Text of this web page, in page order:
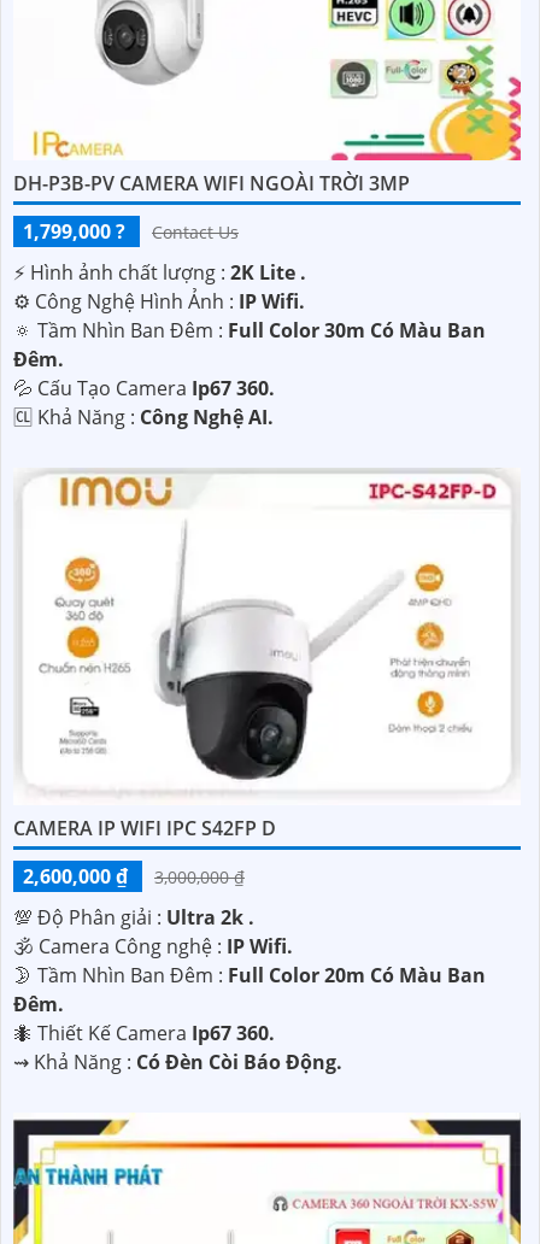
DH-P3B-PV CAMERA WIFI NGOÀI TRỜI 3MP
1,799,000 ?
Contact Us
️⚡ Hình ảnh chất lượng : 2K Lite .
⚙ Công Nghệ Hình Ảnh : IP Wifi.
🔅 Tầm Nhìn Ban Đêm : Full Color 30m Có Màu Ban
Ðêm.
💦 Cấu Tạo Camera Ip67 360.
️🆑 Khả Năng : Công Nghệ AI.
CAMERA IP WIFI IPC S42FP D
2,600,000 ₫
3,000,000 ₫
💯 Độ Phân giải : Ultra 2k .
🕉️ Camera Công nghệ : IP Wifi.
🌛 Tầm Nhìn Ban Đêm : Full Color 20m Có Màu Ban
Đêm.
🐜 Thiết Kế Camera Ip67 360.
️⇝ Khả Năng : Có Đèn Còi Báo Động.